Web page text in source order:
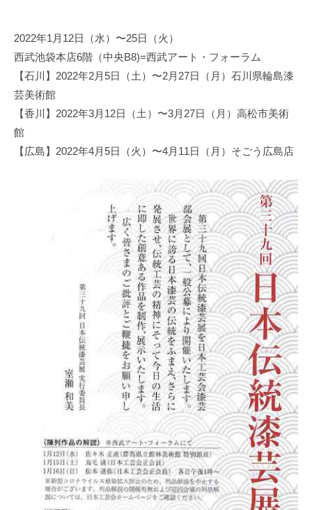
文
化
漆
事
局
2022年1月12日（水）〜25日（火）
西武池袋本店6階（中央B8)=西武アート・フォーラム
【石川】2022年2月5日（土）〜2月27日（月）石川県輪島漆
芸美術館
【香川】2022年3月12日（土）〜3月27日（月）高松市美術
館
【広島】2022年4月5日（火）〜4月11日（月）そごう広島店